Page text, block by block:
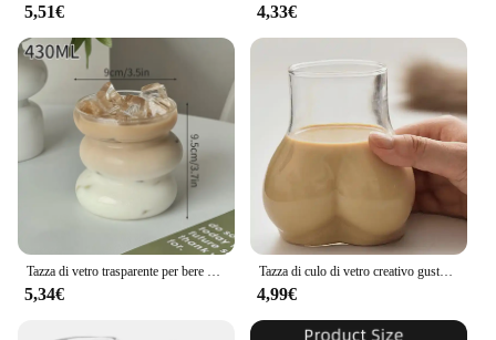
5,51€ 4,33€
5,34€
Tazza di culo di vetro creativo gusto di latte Butt Body Shape bella tazza maniglia Design Desktop Storage decorazione della casa tazze da caffè
4,99€